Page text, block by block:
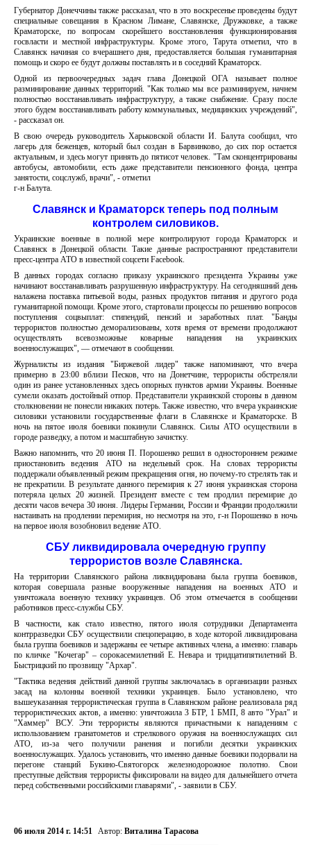
Губернатор Донеччины также рассказал, что в это воскресенье проведены будут
специальные совещания в Красном Лимане, Славянске, Дружковке, а также
Краматорске, по вопросам скорейшего восстановления функционирования
госвласти и местной инфраструктуры. Кроме этого, Тарута отметил, что в
Славянск начиная со вчерашнего дня, предоставляется большая гуманитарная
помощь и скоро ее будут должны поставлять и в соседний Краматорск.
Одной из первоочередных задач глава Донецкой ОГА называет полное
разминирование данных территорий. "Как только мы все разминируем, начнем
полностью восстанавливать инфраструктуру, а также снабжение. Сразу после
этого будем восстанавливать работу коммунальных, медицинских учреждений",
- рассказал он.
В свою очередь руководитель Харьковской области И. Балута сообщил, что
лагерь для беженцев, который был создан в Барвинково, до сих пор остается
актуальным, и здесь могут принять до пятисот человек. "Там сконцентрированы
автобусы, автомобили, есть даже представители пенсионного фонда, центра
занятости, соцслужб, врачи", - отметил
г-н Балута.
Славянск и Краматорск теперь под полным
контролем силовиков.
Украинские военные в полной мере контролируют города Краматорск и
Славянск в Донецкой области. Такие данные распространяют представители
пресс-центра АТО в известной соцсети Facebook.
В данных городах согласно приказу украинского президента Украины уже
начинают восстанавливать разрушенную инфраструктуру. На сегодняшний день
налажена поставка питьевой воды, разных продуктов питания и другого рода
гуманитарной помощи. Кроме этого, стартовали процессы по решению вопросов
поступления соцвыплат: стипендий, пенсий и заработных плат. "Банды
террористов полностью деморализованы, хотя время от времени продолжают
осуществлять всевозможные коварные нападения на украинских
военнослужащих", — отмечают в сообщении.
Журналисты из издания "Биржевой лидер" также напоминают, что вчера
примерно в 23:00 вблизи Песков, что на Донетчине, террористы обстреляли
один из ранее установленных здесь опорных пунктов армии Украины. Военные
сумели оказать достойный отпор. Представители украинской стороны в данном
столкновении не понесли никаких потерь. Также известно, что вчера украинские
силовики установили государственные флаги в Славянске и Краматорске. В
ночь на пятое июля боевики покинули Славянск. Силы АТО осуществили в
городе разведку, а потом и масштабную зачистку.
Важно напомнить, что 20 июня П. Порошенко решил в одностороннем режиме
приостановить ведения АТО на недельный срок. На словах террористы
поддержали объявленный режим прекращения огня, но почему-то стрелять так и
не прекратили. В результате данного перемирия к 27 июня украинская сторона
потеряла целых 20 жизней. Президент вместе с тем продлил перемирие до
десяти часов вечера 30 июня. Лидеры Германии, России и Франции продолжили
настаивать на продлении перемирия, но несмотря на это, г-н Порошенко в ночь
на первое июля возобновил ведение АТО.
СБУ ликвидировала очередную группу
террористов возле Славянска.
На территории Славянского района ликвидирована была группа боевиков,
которая совершала разные вооруженные нападения на военных АТО и
уничтожала военную технику украинцев. Об этом отмечается в сообщении
работников пресс-службы СБУ.
В частности, как стало известно, пятого июля сотрудники Департамента
контрразведки СБУ осуществили спецоперацию, в ходе которой ликвидирована
была группа боевиков и задержаны ее четыре активных члена, а именно: главарь
по кличке "Кочегар" – сорокасемилетний Е. Невара и тридцатипятилетний В.
Быстрицкий по прозвищу "Архар".
"Тактика ведения действий данной группы заключалась в организации разных
засад на колонны военной техники украинцев. Было установлено, что
вышеуказанная террористическая группа в Славянском районе реализовала ряд
террористических актов, а именно: уничтожила 3 БТР, 1 БМП, 8 авто "Урал" и
"Хаммер" ВСУ. Эти террористы являются причастными к нападениям с
использованием гранатометов и стрелкового оружия на военнослужащих сил
АТО, из-за чего получили ранения и погибли десятки украинских
военнослужащих. Удалось установить, что именно данные боевики подорвали на
перегоне станций Букино-Святогорск железнодорожное полотно. Свои
преступные действия террористы фиксировали на видео для дальнейшего отчета
перед собственными российскими главарями", - заявили в СБУ.
06 июля 2014 г. 14:51 Автор: Виталина Тарасова